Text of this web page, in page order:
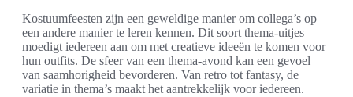
Kostuumfeesten zijn een geweldige manier om collega’s op
een andere manier te leren kennen. Dit soort thema-uitjes
moedigt iedereen aan om met creatieve ideeën te komen voor
hun outfits. De sfeer van een thema-avond kan een gevoel
van saamhorigheid bevorderen. Van retro tot fantasy, de
variatie in thema’s maakt het aantrekkelijk voor iedereen.